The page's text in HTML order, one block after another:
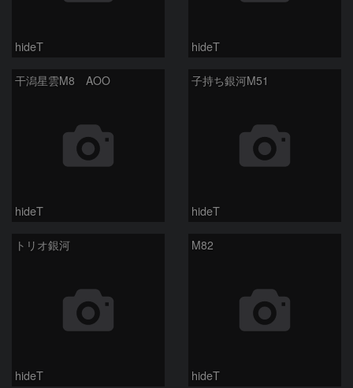
hideT hideT
干潟星雲M8 AOO
hideT
子持ち銀河M51
hideT
トリオ銀河
hideT
M82
hideT